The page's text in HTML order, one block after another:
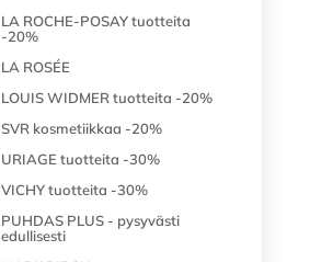
LA ROCHE-POSAY tuotteita
-20%
LA ROSÉE
LOUIS WIDMER tuotteita -20%
SVR kosmetiikkaa -20%
URIAGE tuotteita -30%
VICHY tuotteita -30%
PUHDAS PLUS - pysyvästi
edullisesti